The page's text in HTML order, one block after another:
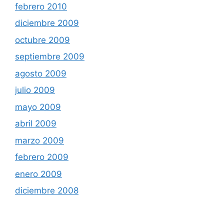
febrero 2010
diciembre 2009
octubre 2009
septiembre 2009
agosto 2009
julio 2009
mayo 2009
abril 2009
marzo 2009
febrero 2009
enero 2009
diciembre 2008